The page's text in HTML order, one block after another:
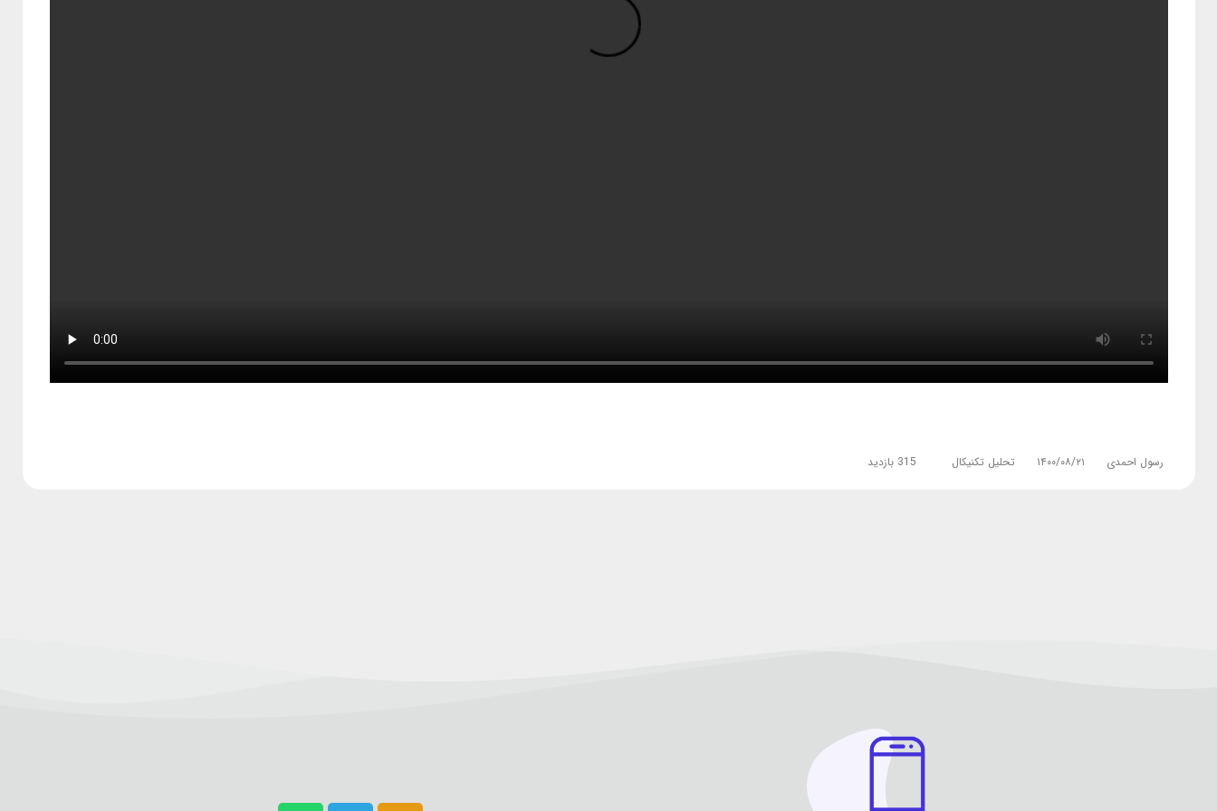
رسول احمدی ۱۴۰۰/۰۸/۲۱ تحلیل تکنیکال 315 بازدید